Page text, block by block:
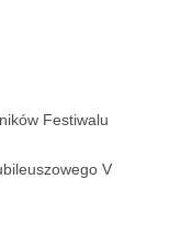
Festiwalu
V